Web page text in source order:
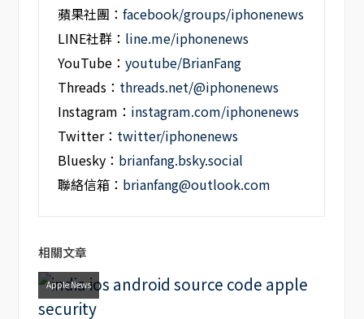
蘋果社團：facebook/groups/iphonenews
LINE社群： line.me/iphonenews
YouTube：youtube/BrianFang
Threads： threads.net/@iphonenews
Instagram： instagram.com/iphonenews
Twitter： twitter/iphonenews
Bluesky： brianfang.bsky.social
聯絡信箱： brianfang@outlook.com
相關文章
Apple News